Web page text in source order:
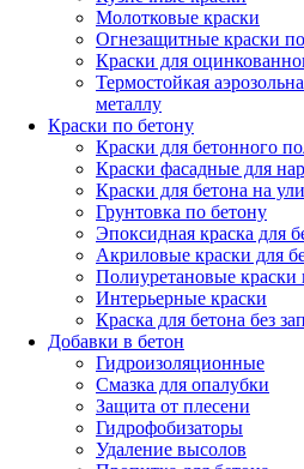
Молотковые краски
Огнезащитные краски
Краски для
Термостойкая
металлу
Краски по бетону
Краски для бетонного
Краски фасадные для
Краски для бетона на
Грунтовка по бетону
Эпоксидная краска для
Акриловые краски для
Полиуретановые краски
Интерьерные краски
Краска для бетона без
Добавки в бетон
Гидроизоляционные
Смазка для опалубки
Защита от плесени
Гидрофобизаторы
Удаление высолов